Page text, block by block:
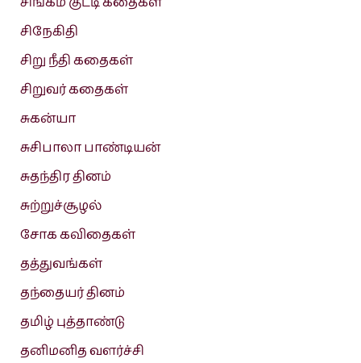
சிநேகிதி
சிறு நீதி கதைகள்
சிறுவர் கதைகள்
சுகன்யா
சுசிபாலா பாண்டியன்
சுதந்திர தினம்
சுற்றுச்சூழல்
சோக கவிதைகள்
தத்துவங்கள்
தந்தையர் தினம்
தமிழ் புத்தாண்டு
தனிமனித வளர்ச்சி